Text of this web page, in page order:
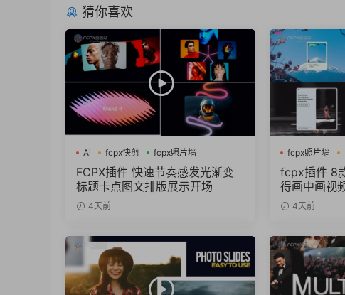
猜你喜欢
Ai fcpx快剪 fcpx照片墙
FCPX插件 快速节奏感发光渐变
标题卡点图文排版展示开场
4天前
fcpx照片墙
fcpx插件 8
得画中画视
4天前